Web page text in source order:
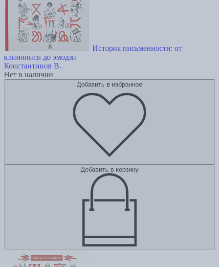
История письменности: от
клинописи до эмодзи
Константинов В.
Нет в наличии
Добавить в избранное
Добавить в корзину